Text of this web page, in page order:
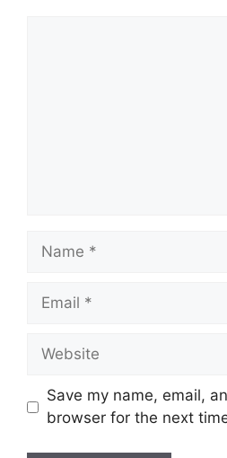
Name
Email
Website
Save my name, email,
browser for the next